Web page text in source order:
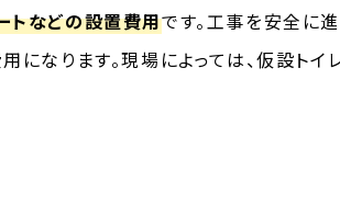
トなどの設置費用です。工事を安全に
なります。現場によっては、仮設トイ